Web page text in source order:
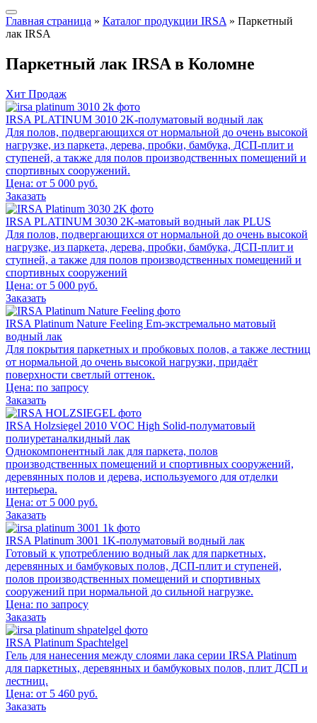
Главная страница » Каталог продукции IRSA » Паркетный
лак IRSA
Паркетный лак IRSA в Коломне
Хит Продаж
IRSA PLATINUM 3010 2K-полуматовый водный лак
Для полов, подвергающихся от нормальной до очень высокой
нагрузке, из паркета, дерева, пробки, бамбука, ДСП-плит и
ступеней, а также для полов производственных помещений и
спортивных сооружений.
Цена: от 5 000 руб.
Заказать
IRSA PLATINUM 3030 2K-матовый водный лак PLUS
Для полов, подвергающихся от нормальной до очень высокой
нагрузке, из паркета, дерева, пробки, бамбука, ДСП-плит и
ступней, а также для полов производственных помещений и
спортивных сооружений
Цена: от 5 000 руб.
Заказать
IRSA Platinum Nature Feeling Em-экстремально матовый
водный лак
Для покрытия паркетных и пробковых полов, а также лестниц
от нормальной до очень высокой нагрузки, придаёт
поверхности светлый оттенок.
Цена: по запросу
Заказать
IRSA Holzsiegel 2010 VOC High Solid-полуматовый
полиуретаналкидный лак
Однокомпонентный лак для паркета, полов
производственных помещений и спортивных сооружений,
деревянных полов и дерева, используемого для отделки
интерьера.
Цена: от 5 000 руб.
Заказать
IRSA Platinum 3001 1K-полуматовый водный лак
Готовый к употреблению водный лак для паркетных,
деревянных и бамбуковых полов, ДСП-плит и ступеней,
полов производственных помещений и спортивных
сооружений при нормальной до сильной нагрузке.
Цена: по запросу
Заказать
IRSA Platinum Spachtelgel
Гель для нанесения между слоями лака серии IRSA Platinum
для паркетных, деревянных и бамбуковых полов, плит ДСП и
леcтниц.
Цена: от 5 460 руб.
Заказать